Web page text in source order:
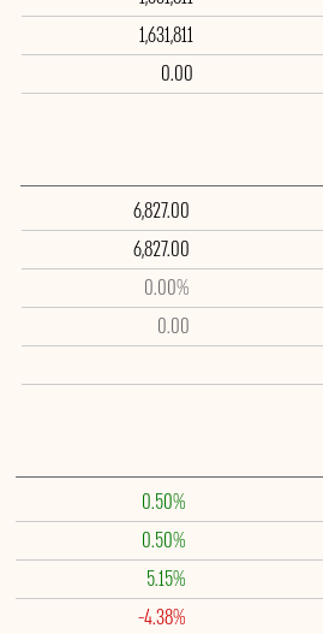
1,631,811
0.00
6,827.00
6,827.00
0.00%
0.00
0.50%
0.50%
5.15%
-4.38%